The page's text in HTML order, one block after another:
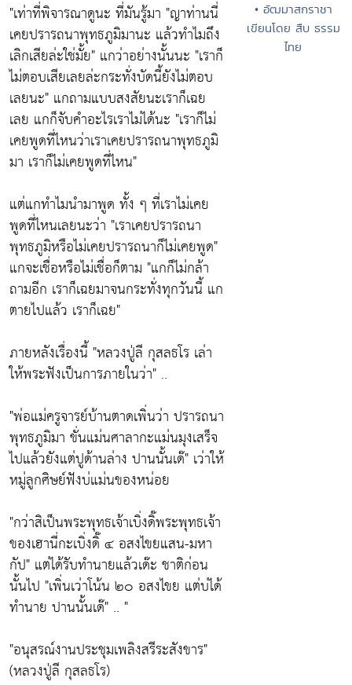
"เท่าที่พิจารณาดูนะ ที่มันรู้มา "ญาท่านนี่
เคยปรารถนาพุทธภูมิมานะ แล้วทำไมถึง
เลิกเสียล่ะใช่มั้ย" แกว่าอย่างนั้นนะ "เราก็
ไม่ตอบเสียเลยล่ะกระทั่งบัดนี้ยังไม่ตอบ
เลยนะ" แกถามแบบสงสัยนะเราก็เฉย
เลย แกก็จับคำอะไรเราไม่ได้นะ "เราก็ไม่
เคยพูดที่ไหนว่าเราเคยปรารถนาพุทธภูมิ
มา เราก็ไม่เคยพูดที่ไหน"
แต่แกทำไมนำมาพูด ทั้ง ๆ ที่เราไม่เคย
พูดที่ไหนเลยนะว่า "เราเคยปรารถนา
พุทธภูมิหรือไม่เคยปรารถนาก็ไม่เคยพูด"
แกจะเชื่อหรือไม่เชื่อก็ตาม "แกก็ไม่กล้า
ถามอีก เราก็เฉยมาจนกระทั่งทุกวันนี้ แก
ตายไปแล้ว เราก็เฉย"
ภายหลังเรื่องนี้ "หลวงปู่ลี กุสลธโร เล่า
ให้พระฟังเป็นการภายในว่า" ..
"พ่อแม่ครูจารย์บ้านตาดเพิ่นว่า ปรารถนา
พุทธภูมิมา ขั่นแม่นศาลากะแม่นมุงเสร็จ
ไปแล้วยังแต่ปูด้านล่าง ปานนั้นเด๊" เว่าให้
หมู่ลูกศิษย์ฟังบ่แม่นของหน่อย
"กว่าสิเป็นพระพุทธเจ้าเบิ่งดิ๊พระพุทธเจ้า
ของเฮานี่กะเบิ่งดิ๊ ๔ อสงไขยแสน-มหา
กัป" แต่ได้รับทำนายแล้วเด๊ะ ชาติก่อน
นั้นไป "เพิ่นเว่าโน้น ๒๐ อสงไขย แต่บ่ได้
ทำนาย ปานนั้นเด๊" .. "
"อนุสรณ์งานประชุมเพลิงสรีระสังขาร"
(หลวงปู่ลี กุสลธโร)
• อัฒมาสกราชา
เขียนโดย สืบ ธรรม
ไทย